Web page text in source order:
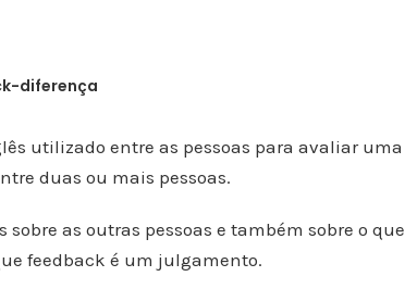
utilizado entre as pessoas para avaliar uma
duas ou mais pessoas.
as outras pessoas e também sobre o que
feedback é um julgamento.